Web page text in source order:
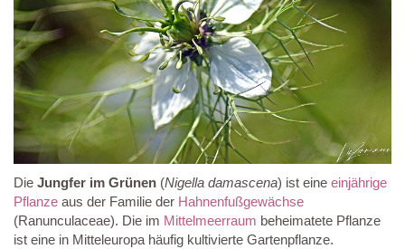
Die Jungfer im Grünen (Nigella damascena) ist eine einjährige
Pflanze aus der Familie der Hahnenfußgewächse
(Ranunculaceae). Die im Mittelmeerraum beheimatete Pflanze
ist eine in Mitteleuropa häufig kultivierte Gartenpflanze.